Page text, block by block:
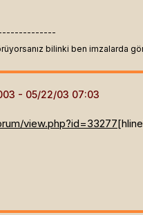
bilinki ben imzalarda
view.php?id=33277